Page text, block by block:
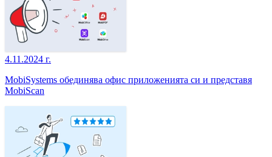
4.11.2024 г.
MobiSystems обединява офис приложенията си и представя
MobiScan